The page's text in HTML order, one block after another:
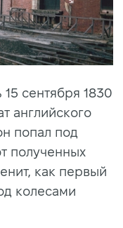
сентября 1830
английского
попал под
полученных
как первый
колесами